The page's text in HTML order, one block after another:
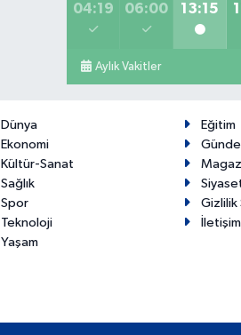
04:19 06:00 13:15
Aylık Vakitler
Dünya
Eğitim
Ekonomi
Kültür-Sanat
Sağlık
Spor
Gizlilik
Teknoloji
İletişim
Yaşam